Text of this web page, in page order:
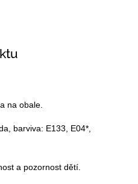
na obale.
barviva: E133, E04*,
a pozornost dětí.